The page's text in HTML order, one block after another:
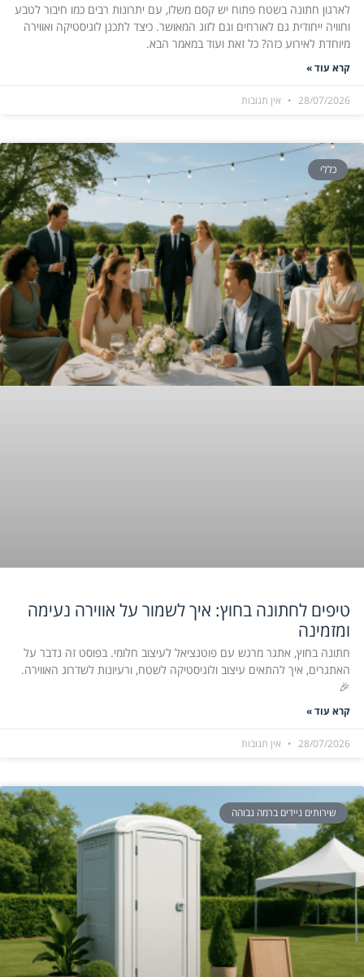
לארגון חתונה בשטח פתוח יש קסם משלו, עם יתרונות רבים כמו חיבור לטבע
וחוויה ייחודית גם לאורחים וגם לזוג המאושר. כיצד לתכנן לוגיסטיקה ואווירה
מיוחדת לאירוע כזה? כל זאת ועוד במאמר הבא.
קרא עוד »
28/07/2026 אין תגובות
כללי
טיפים לחתונה בחוץ: איך לשמור על אווירה נעימה
ומזמינה
חתונה בחוץ, אתגר מרגש עם פוטנציאל לעיצוב חלומי. בפוסט זה נדבר על
האתגרים, איך להתאים עיצוב ולוגיסטיקה לשטח, ורעיונות לשדרוג האווירה.
🎉
קרא עוד »
28/07/2026 אין תגובות
שירותים ניידים ברמה גבוהה